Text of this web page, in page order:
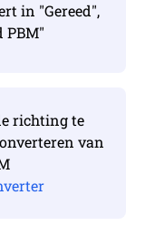
in "Gereed",
PBM"
richting te
van